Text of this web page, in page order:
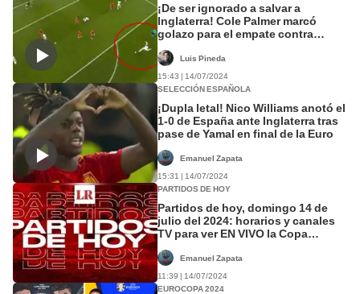
¡De ser ignorado a salvar a
Inglaterra! Cole Palmer marcó
golazo para el empate contra
Luis Pineda
15:43 | 14/07/2024
SELECCIÓN ESPAÑOLA
¡Dupla letal! Nico Williams anotó el
1-0 de España ante Inglaterra tras
pase de Yamal en final de la Euro
Emanuel Zapata
15:31 | 14/07/2024
PARTIDOS DE HOY
Partidos de hoy, domingo 14 de
julio del 2024: horarios y canales
TV para ver EN VIVO la Copa
Emanuel Zapata
11:39 | 14/07/2024
EUROCOPA 2024